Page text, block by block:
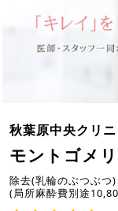
秋葉原中央クリニ
モントゴメ
除去(乳輪のぶつぶつ
(局所麻酔費別途